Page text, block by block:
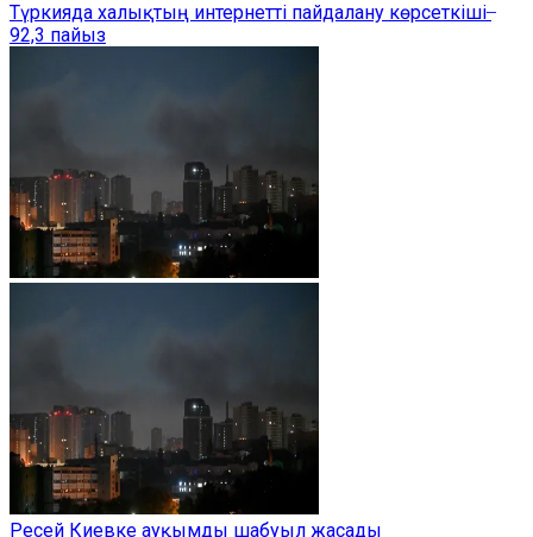
Түркияда халықтың интернетті пайдалану көрсеткіші ̶
92,3 пайыз
Ресей Киевке ауқымды шабуыл жасады